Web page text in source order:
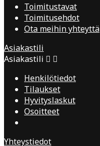
Toimitustavat
Toimitusehdot
Ota meihin yhteyttä
Asiakastili
Asiakastili  
Henkilötiedot
Tilaukset
Hyvityslaskut
Osoitteet
Yhteystiedot